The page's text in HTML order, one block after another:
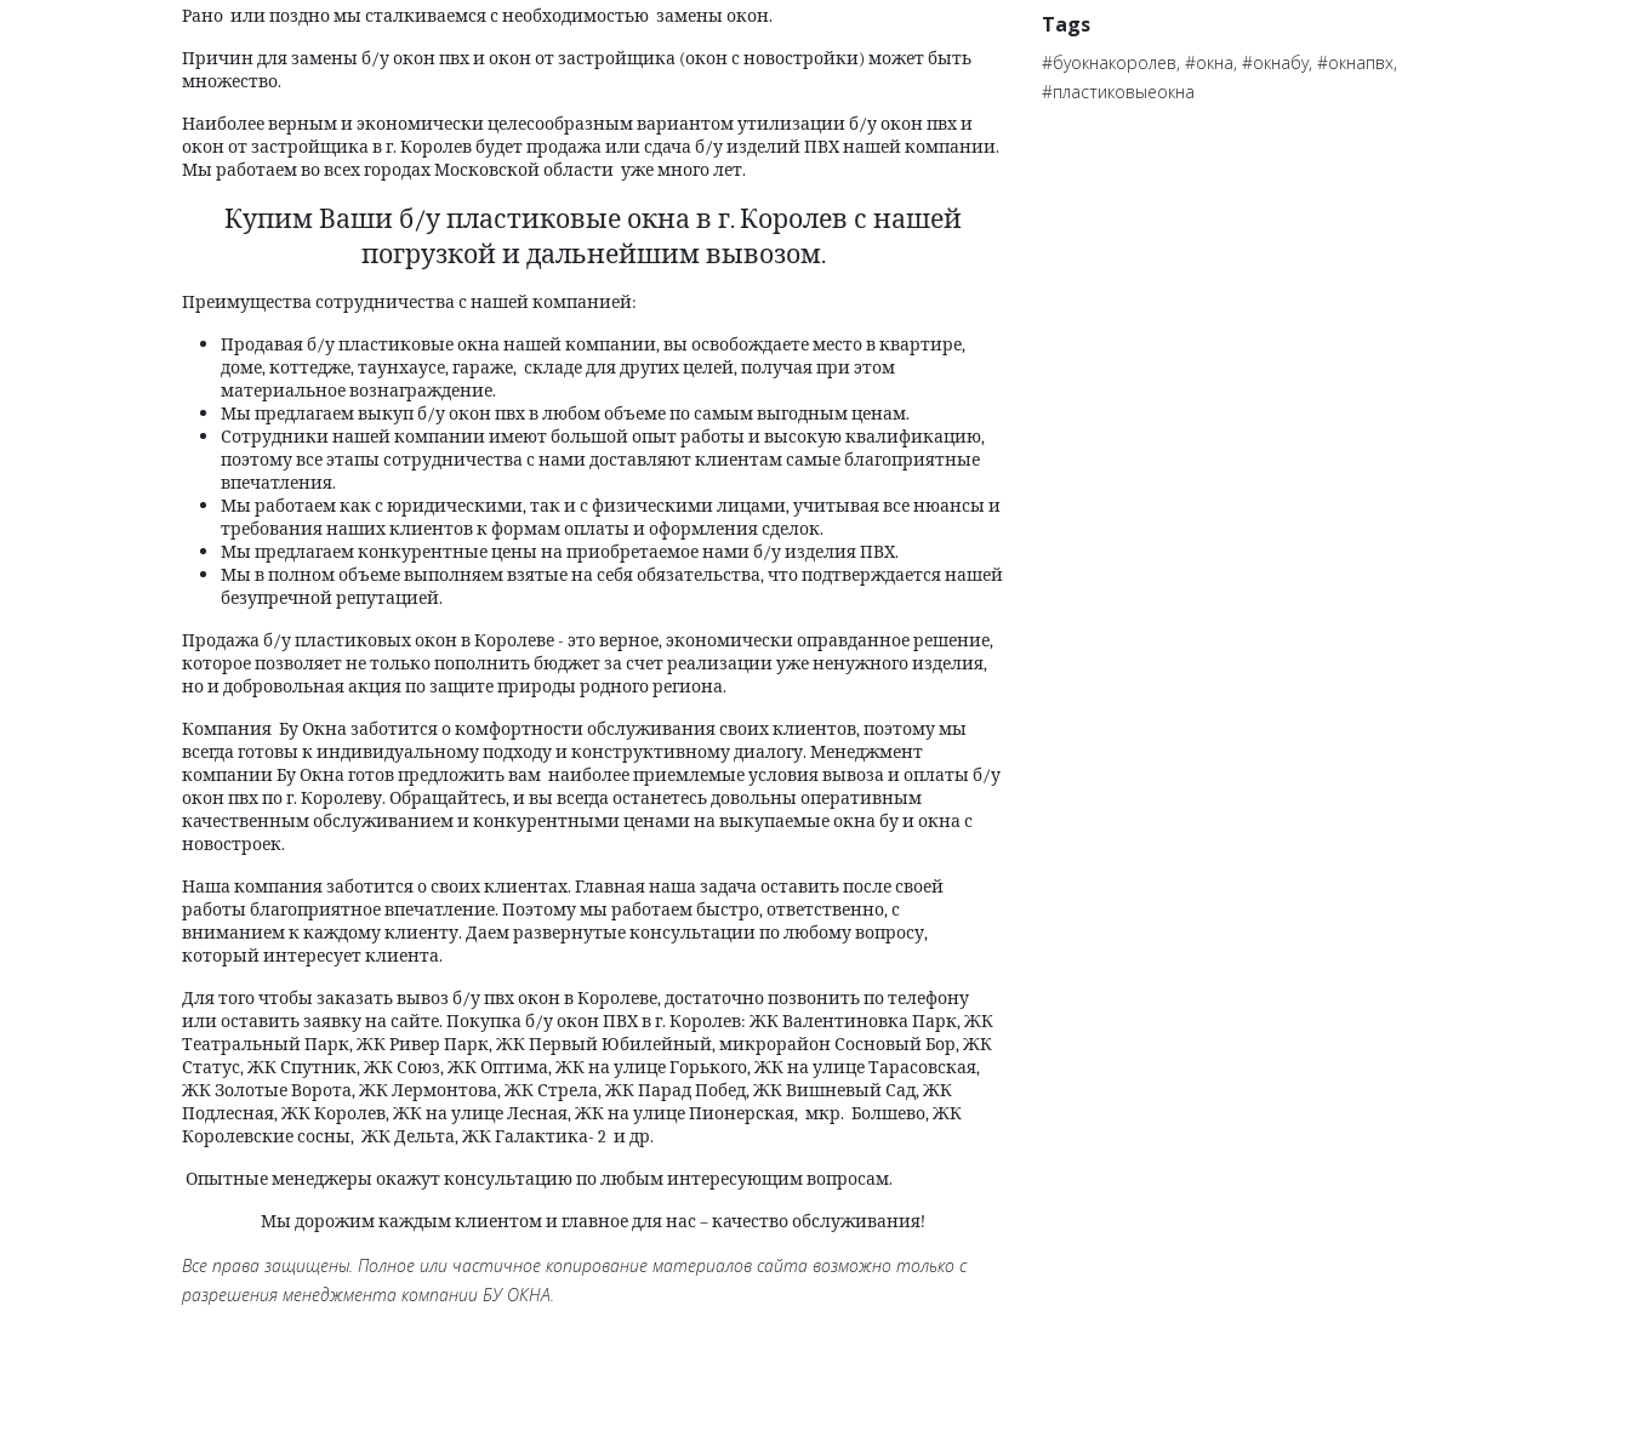
Рано или поздно мы сталкиваемся с необходимостью замены окон.
Причин для замены б/у окон пвх и окон от застройщика (окон с новостройки) может быть
множество.
Наиболее верным и экономически целесообразным вариантом утилизации б/у окон пвх и
окон от застройщика в г. Королев будет продажа или сдача б/у изделий ПВХ нашей компании.
Мы работаем во всех городах Московской области уже много лет.
Купим Ваши б/у пластиковые окна в г. Королев с нашей
погрузкой и дальнейшим вывозом.
Преимущества сотрудничества с нашей компанией:
Продавая б/у пластиковые окна нашей компании, вы освобождаете место в квартире,
доме, коттедже, таунхаусе, гараже, складе для других целей, получая при этом
материальное вознаграждение.
Мы предлагаем выкуп б/у окон пвх в любом объеме по самым выгодным ценам.
Сотрудники нашей компании имеют большой опыт работы и высокую квалификацию,
поэтому все этапы сотрудничества с нами доставляют клиентам самые благоприятные
впечатления.
Мы работаем как с юридическими, так и с физическими лицами, учитывая все нюансы и
требования наших клиентов к формам оплаты и оформления сделок.
Мы предлагаем конкурентные цены на приобретаемое нами б/у изделия ПВХ.
Мы в полном объеме выполняем взятые на себя обязательства, что подтверждается нашей
безупречной репутацией.
Продажа б/у пластиковых окон в Королеве - это верное, экономически оправданное решение,
которое позволяет не только пополнить бюджет за счет реализации уже ненужного изделия,
но и добровольная акция по защите природы родного региона.
Компания Бу Окна заботится о комфортности обслуживания своих клиентов, поэтому мы
всегда готовы к индивидуальному подходу и конструктивному диалогу. Менеджмент
компании Бу Окна готов предложить вам наиболее приемлемые условия вывоза и оплаты б/у
окон пвх по г. Королеву. Обращайтесь, и вы всегда останетесь довольны оперативным
качественным обслуживанием и конкурентными ценами на выкупаемые окна бу и окна с
новостроек.
Наша компания заботится о своих клиентах. Главная наша задача оставить после своей
работы благоприятное впечатление. Поэтому мы работаем быстро, ответственно, с
вниманием к каждому клиенту. Даем развернутые консультации по любому вопросу,
который интересует клиента.
Для того чтобы заказать вывоз б/у пвх окон в Королеве, достаточно позвонить по телефону
или оставить заявку на сайте. Покупка б/у окон ПВХ в г. Королев: ЖК Валентиновка Парк, ЖК
Театральный Парк, ЖК Ривер Парк, ЖК Первый Юбилейный, микрорайон Сосновый Бор, ЖК
Статус, ЖК Спутник, ЖК Союз, ЖК Оптима, ЖК на улице Горького, ЖК на улице Тарасовская,
ЖК Золотые Ворота, ЖК Лермонтова, ЖК Стрела, ЖК Парад Побед, ЖК Вишневый Сад, ЖК
Подлесная, ЖК Королев, ЖК на улице Лесная, ЖК на улице Пионерская, мкр. Болшево, ЖК
Королевские сосны, ЖК Дельта, ЖК Галактика- 2 и др.
Опытные менеджеры окажут консультацию по любым интересующим вопросам.
Мы дорожим каждым клиентом и главное для нас – качество обслуживания!
Все права защищены. Полное или частичное копирование материалов сайта возможно только с
разрешения менеджмента компании БУ ОКНА.
Tags
#буокнакоролев, #окна, #окнабу, #окнапвх,
#пластиковыеокна